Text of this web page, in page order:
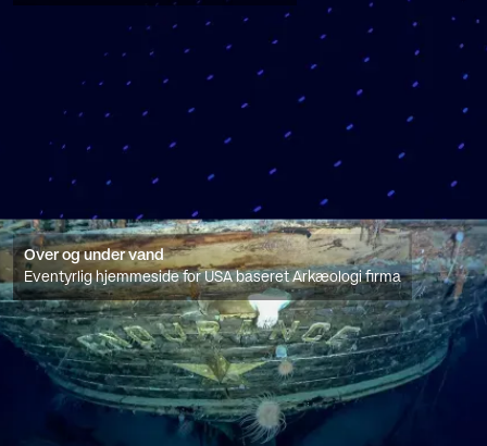
Over og under vand
Eventyrlig hjemmeside for USA baseret Arkæologi firma